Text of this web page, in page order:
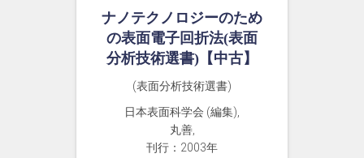
ナノテクノロジーのため
の表面電子回折法(表面
分析技術選書)【中古】
(表面分析技術選書)
日本表面科学会 (編集),
丸善,
刊行：2003年